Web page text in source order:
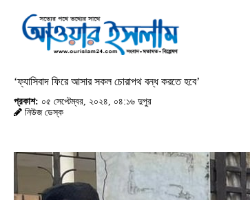
‘ফ্যাসিবাদ ফিরে আসার সকল চোরাপথ বন্ধ করতে হবে’
প্রকাশ: ০৫ সেপ্টেম্বর, ২০২৪, ০৪:১৬ দুপুর
নিউজ ডেস্ক